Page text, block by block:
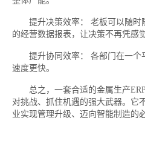
提升决策效率： 老板可以随时
的经营数据报表，让决策不再凭感
提升协同效率： 各部门在一个
速度更快。
总之，一套合适的金属生产
对挑战、抓住机遇的强大武器。它
业实现管理升级、迈向智能制造的